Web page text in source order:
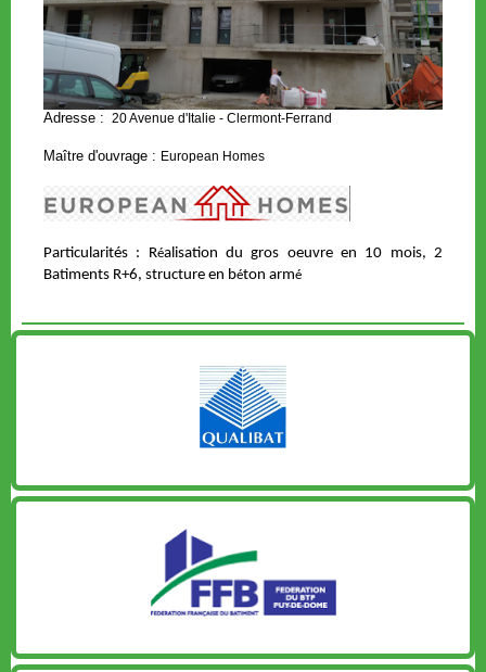
Adresse : 20 Avenue d'Italie - Clermont-Ferrand
Maître d'ouvrage : European Homes
Particularités : Réalisation du gros oeuvre en 10 mois, 2
Batiments R+6, structure en béton armé